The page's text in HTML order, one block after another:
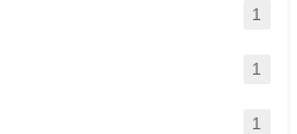
1
1
1